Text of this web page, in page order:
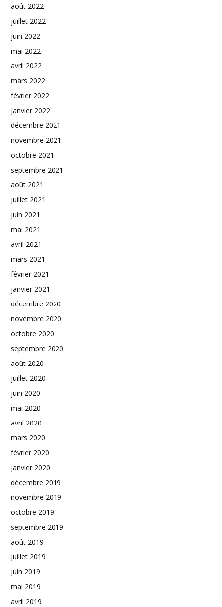
août 2022
juillet 2022
juin 2022
mai 2022
avril 2022
mars 2022
février 2022
janvier 2022
décembre 2021
novembre 2021
octobre 2021
septembre 2021
août 2021
juillet 2021
juin 2021
mai 2021
avril 2021
mars 2021
février 2021
janvier 2021
décembre 2020
novembre 2020
octobre 2020
septembre 2020
août 2020
juillet 2020
juin 2020
mai 2020
avril 2020
mars 2020
février 2020
janvier 2020
décembre 2019
novembre 2019
octobre 2019
septembre 2019
août 2019
juillet 2019
juin 2019
mai 2019
avril 2019